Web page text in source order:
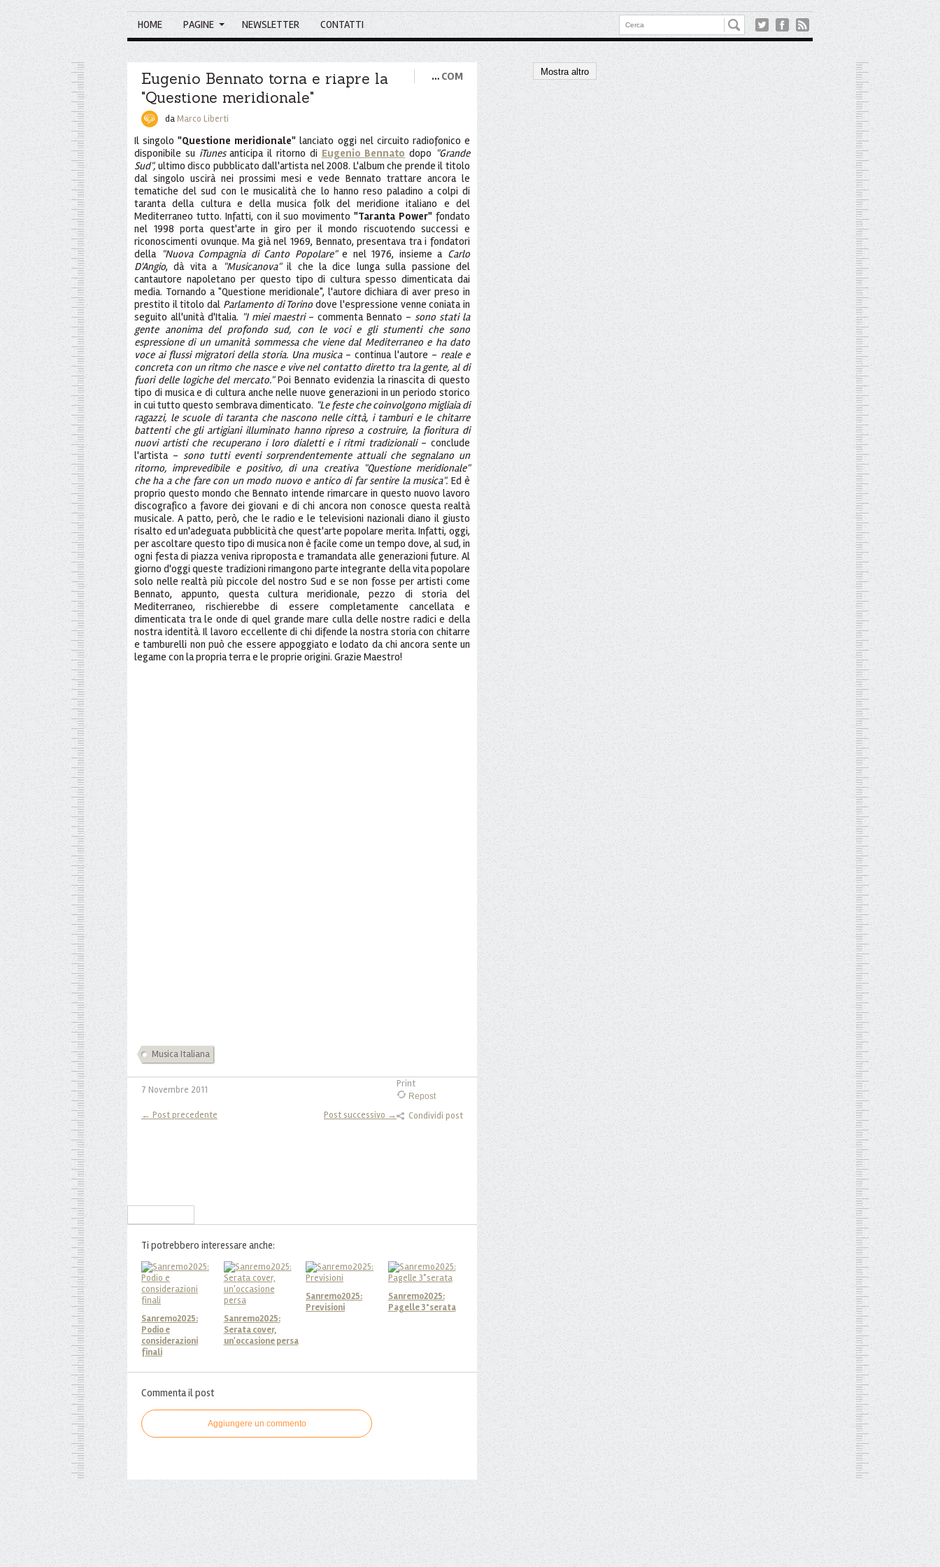
HOME PAGINE NEWSLETTER CONTATTI
Eugenio Bennato torna e riapre la
"Questione meridionale"
… COM
daMarco Liberti
Il singolo"Questione meridionale" lanciato oggi nel circuito radiofonico e
disponibile su iTunesanticipa il ritorno di Eugenio Bennato dopo "Grande
Sud", ultimo disco pubblicato dall'artista nel 2008. L'album che prende il titolo
dal singolo uscirà nei prossimi mesi e vede Bennato trattare ancora le
tematiche del sud con le musicalità che lo hanno reso paladino a colpi di
taranta della cultura e della musica folk del meridione italiano e del
Mediterraneo tutto. Infatti, con il suo movimento"Taranta Power" fondato
nel 1998 porta quest'arte in giro per il mondo riscuotendo successi e
riconoscimenti ovunque. Ma già nel 1969, Bennato, presentava tra i fondatori
della "Nuova Compagnia di Canto Popolare"e nel 1976, insieme a Carlo
D'Angio, dà vita a "Musicanova"il che la dice lunga sulla passione del
cantautore napoletano per questo tipo di cultura spesso dimenticata dai
media. Tornando a "Questione meridionale", l'autore dichiara di aver preso in
prestito il titolo dal Parlamento di Torino dove l'espressione venne coniata in
seguito all'unità d'Italia. "I miei maestri- commenta Bennato - sono stati la
gente anonima del profondo sud, con le voci e gli stumenti che sono
espressione di un umanità sommessa che viene dal Mediterraneo e ha dato
voce ai flussi migratori della storia. Una musica- continua l'autore - reale e
concreta con un ritmo che nasce e vive nel contatto diretto tra la gente, al di
fuori delle logiche del mercato."Poi Bennato evidenzia la rinascita di questo
tipo di musica e di cultura anche nelle nuove generazioni in un periodo storico
in cui tutto questo sembrava dimenticato. "Le feste che coinvolgono migliaia di
ragazzi, le scuole di taranta che nascono nelle città, i tamburi e le chitarre
battenti che gli artigiani illuminato hanno ripreso a costruire, la fioritura di
nuovi artisti che recuperano i loro dialetti e i ritmi tradizionali- conclude
l'artista - sono tutti eventi sorprendentemente attuali che segnalano un
ritorno, imprevedibile e positivo, di una creativa "Questione meridionale"
che ha a che fare con un modo nuovo e antico di far sentire la musica". Ed è
proprio questo mondo che Bennato intende rimarcare in questo nuovo lavoro
discografico a favore dei giovani e di chi ancora non conosce questa realtà
musicale. A patto, però, che le radio e le televisioni nazionali diano il giusto
risalto ed un'adeguata pubblicità che quest'arte popolare merita. Infatti, oggi,
per ascoltare questo tipo di musica non è facile come un tempo dove, al sud, in
ogni festa di piazza veniva riproposta e tramandata alle generazioni future. Al
giorno d'oggi queste tradizioni rimangono parte integrante della vita popolare
solo nelle realtà più piccole del nostro Sud e se non fosse per artisti come
Bennato, appunto, questa cultura meridionale, pezzo di storia del
Mediterraneo, rischierebbe di essere completamente cancellata e
dimenticata tra le onde di quel grande mare culla delle nostre radici e della
nostra identità. Il lavoro eccellente di chi difende la nostra storia con chitarre
e tamburelli non può che essere appoggiato e lodato da chi ancora sente un
legame con la propria terra e le proprie origini. Grazie Maestro!
Musica Italiana
7 Novembre 2011
Print
Repost
Condividi post
← Post precedente Post successivo →
Ti potrebbero interessare anche:
Sanremo2025:
Podio e
considerazioni
finali
Sanremo2025:
Serata cover,
un'occasione persa
Sanremo2025:
Previsioni
Sanremo2025:
Pagelle 3°serata
Commenta il post
Aggiungere un commento
Mostra altro